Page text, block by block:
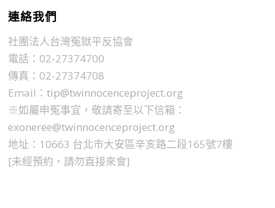
連絡我們
社團法人台灣冤獄平反協會
電話：02-27374700
傳真：02-27374708
Email：tip@twinnocenceproject.org
※如屬申冤事宜，敬請寄至以下信箱：
exoneree@twinnocenceproject.org
地址：10663 台北市大安區辛亥路二段165號7樓
[未經預約，請勿直接來會]